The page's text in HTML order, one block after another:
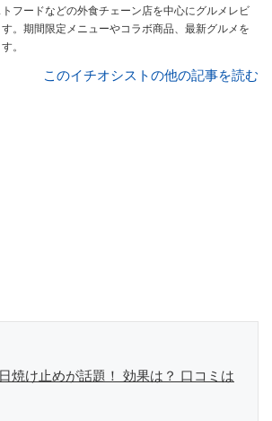
フードなどの外食チェーン店を中心にグルメレビ
。期間限定メニューやコラボ商品、最新グルメを
。
このイチオシストの他の記事を読む
焼け止めが話題！ 効果は？ 口コミは